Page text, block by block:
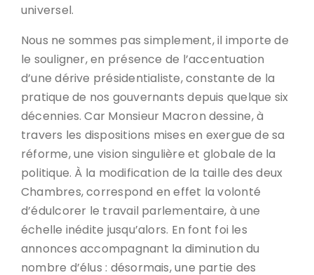
universel.
Nous ne sommes pas simplement, il importe de
le souligner, en présence de l’accentuation
d’une dérive présidentialiste, constante de la
pratique de nos gouvernants depuis quelque six
décennies. Car Monsieur Macron dessine, à
travers les dispositions mises en exergue de sa
réforme, une vision singulière et globale de la
politique. À la modification de la taille des deux
Chambres, correspond en effet la volonté
d’édulcorer le travail parlementaire, à une
échelle inédite jusqu’alors. En font foi les
annonces accompagnant la diminution du
nombre d’élus : désormais, une partie des